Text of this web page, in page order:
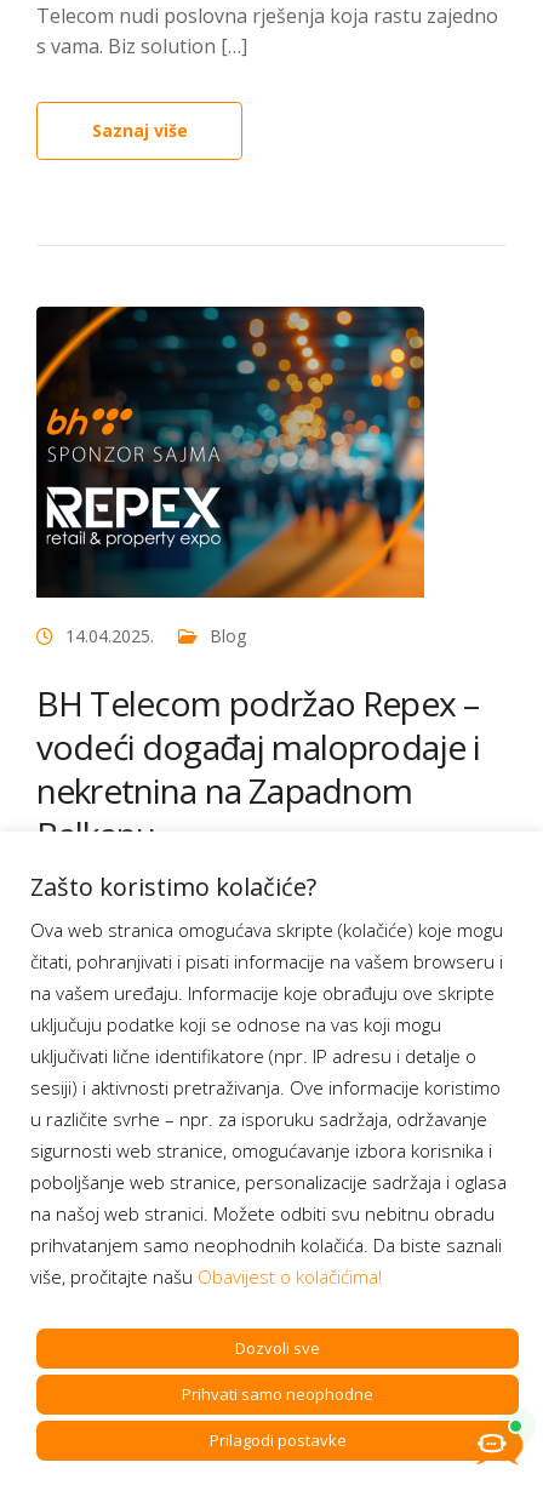
Telecom nudi poslovna rješenja koja rastu zajedno
s vama. Biz solution […]
Saznaj više
14.04.2025. Blog
BH Telecom podržao Repex –
vodeći događaj maloprodaje i
nekretnina na Zapadnom
Balkanu
Sajam Repex, pod pokroviteljstvom BH Telecoma,
okupio je stručnjake i lidere iz svijeta maloprodaje,
nekretnina, tehnologije i telekomunikacija. Održan
9. i 10. aprila u Sarajevu, ovaj događaj […]
Saznaj više
Zašto koristimo kolačiće?
Ova web stranica omogućava skripte (kolačiće) koje mogu
čitati, pohranjivati i pisati informacije na vašem browseru i
na vašem uređaju. Informacije koje obrađuju ove skripte
uključuju podatke koji se odnose na vas koji mogu
uključivati lične identifikatore (npr. IP adresu i detalje o
sesiji) i aktivnosti pretraživanja. Ove informacije koristimo
u različite svrhe – npr. za isporuku sadržaja, održavanje
sigurnosti web stranice, omogućavanje izbora korisnika i
poboljšanje web stranice, personalizacije sadržaja i oglasa
na našoj web stranici. Možete odbiti svu nebitnu obradu
prihvatanjem samo neophodnih kolačića. Da biste saznali
više, pročitajte našu Obavijest o kolačićima!
Dozvoli sve
Prihvati samo neophodne
Prilagodi postavke